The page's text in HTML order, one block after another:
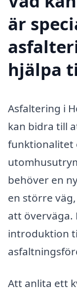
är
hjälpa
Asfaltering i
kan bidra till
funktionalitet
behöver en
en större
att överväga.
introduktion
Att anlita ett